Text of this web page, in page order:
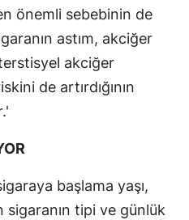
önemli sebebinin de
astım, akciğer
akciğer
de artırdığının
başlama yaşı,
sigaranın tipi ve günlük